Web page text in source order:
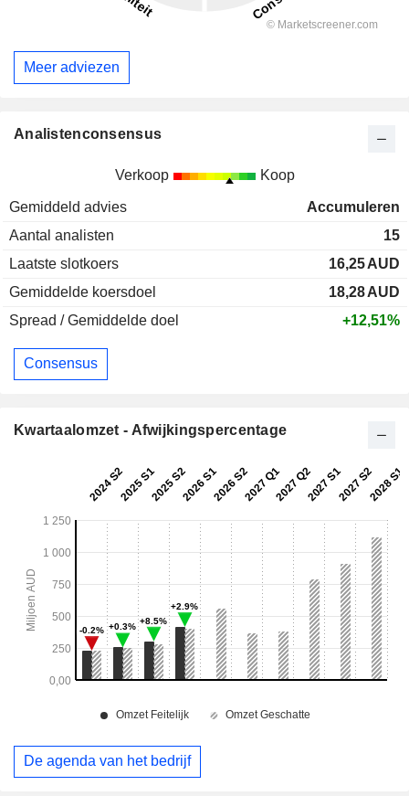
Meer adviezen
Analistenconsensus
Verkoop Koop
Gemiddeld advies
Accumuleren
Aantal analisten
15
Laatste slotkoers
16,25AUD
Gemiddelde koersdoel
18,28AUD
Spread / Gemiddelde doel
+12,51%
Consensus
Kwartaalomzet - Afwijkingspercentage
De agenda van het bedrijf